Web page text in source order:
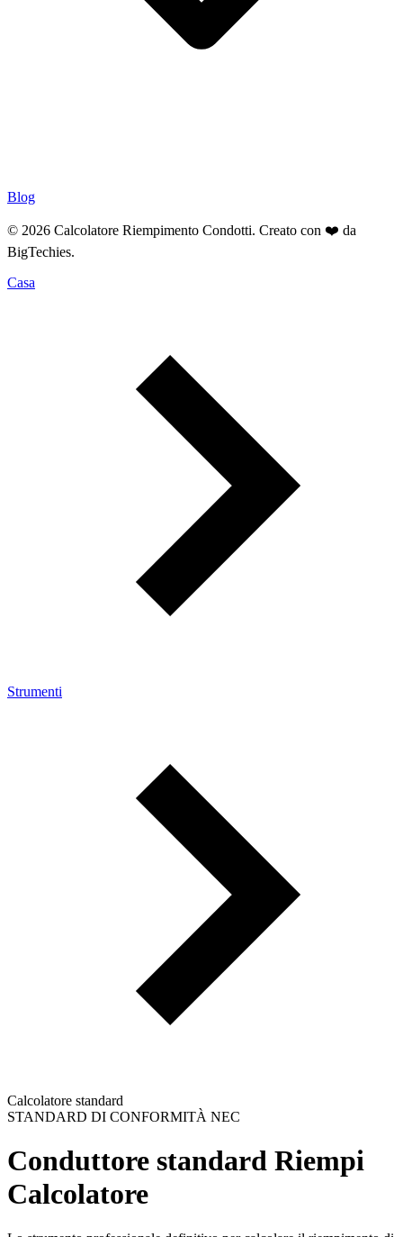
Blog
© 2026 Calcolatore Riempimento Condotti. Creato con ❤️ da
BigTechies.
Casa
Strumenti
Calcolatore standard
STANDARD DI CONFORMITÀ NEC
Conduttore standard Riempi
Calcolatore